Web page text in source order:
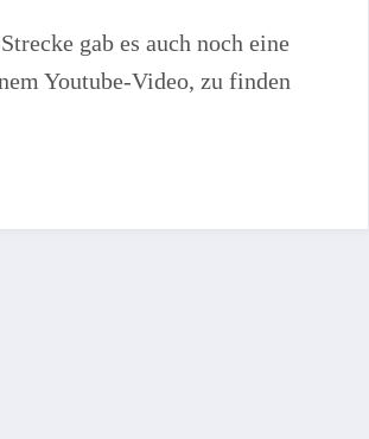
gab es auch noch eine
Youtube-Video, zu finden